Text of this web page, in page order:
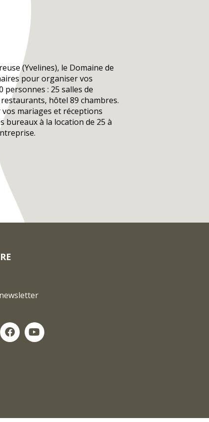
(Yvelines), le Domaine de
pour organiser vos
personnes : 25 salles de
hôtel 89 chambres.
mariages et réceptions
bureaux à la location de 25 à